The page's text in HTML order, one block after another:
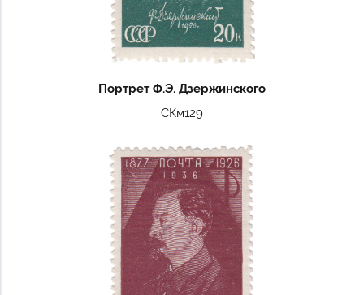
Портрет Ф.Э. Дзержинского
СКм129